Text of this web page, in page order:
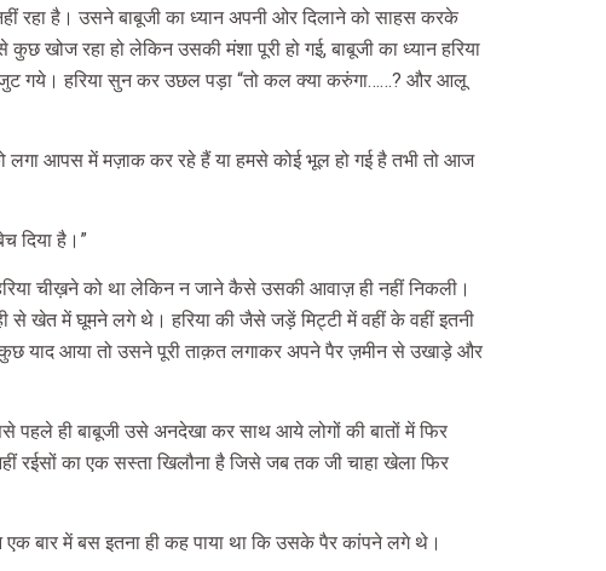
रहा है। उसने बाबूजी का ध्यान अपनी ओर दिलाने को साहस करके
रहा हो लेकिन उसकी मंशा पूरी हो गई, बाबूजी का ध्यान हरिया
जुट गये। हरिया सुन कर उछल पड़ा “तो कल क्या करुंगा……? और आलू
आपस में मज़ाक कर रहे हैं या हमसे कोई भूल हो गई है तभी तो आज
दिया है।”
चीख़ने को था लेकिन न जाने कैसे उसकी आवाज़ ही नहीं निकली।
खेत में घूमने लगे थे। हरिया की जैसे जड़ें मिट्टी में वहीं के वहीं इतनी
याद आया तो उसने पूरी ताक़त लगाकर अपने पैर ज़मीन से उखाड़े और
ही बाबूजी उसे अनदेखा कर साथ आये लोगों की बातों में फिर
रईसों का एक सस्ता खिलौना है जिसे जब तक जी चाहा खेला फिर
एक बार में बस इतना ही कह पाया था कि उसके पैर कांपने लगे थे।